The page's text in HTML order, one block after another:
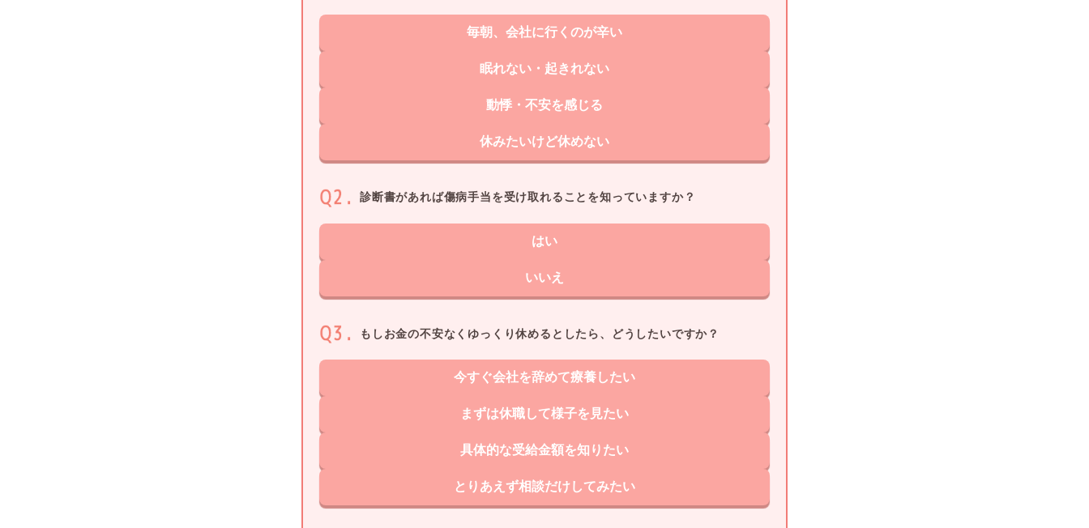
毎朝、会社に行くのが辛い
眠れない・起きれない
動悸・不安を感じる
休みたいけど休めない
診断書があれば傷病手当を受け取れることを知っていますか？
はい
いいえ
もしお金の不安なくゆっくり休めるとしたら、どうしたいですか？
今すぐ会社を辞めて療養したい
まずは休職して様子を見たい
具体的な受給金額を知りたい
とりあえず相談だけしてみたい